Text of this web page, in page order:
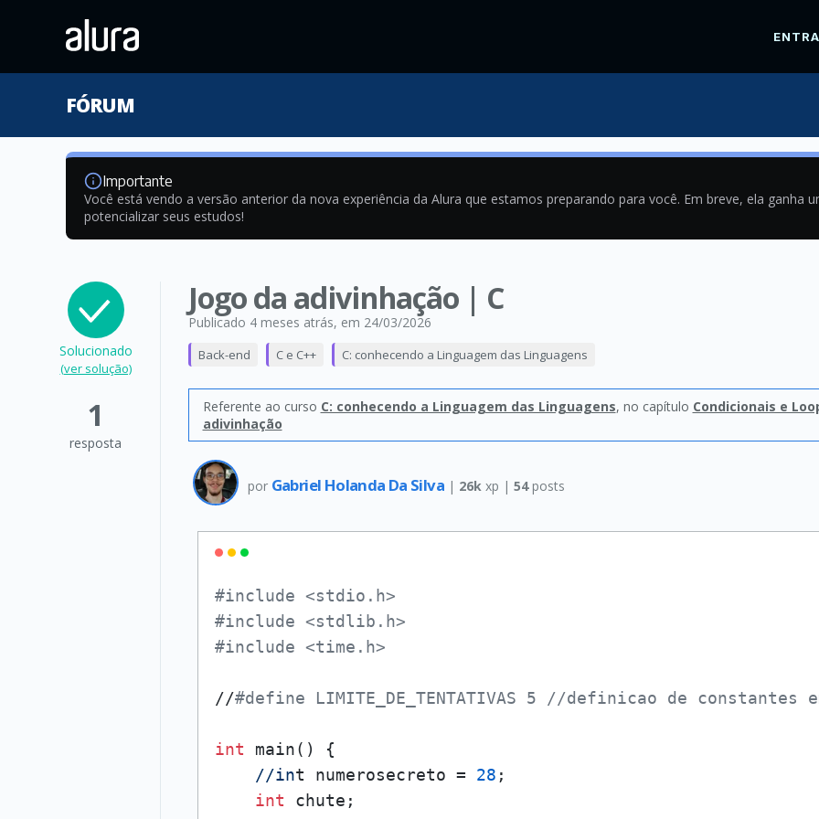
FÓRUM
Importante
Você está vendo a versão anterior da nova experiência da Alura que estamos preparando para você. Em breve, ela ganha
potencializar seus estudos!
Solucionado
(ver solução)
1
resposta
Jogo da adivinhação | C
Publicado 4 meses atrás, em 24/03/2026
Back-end C e C++ C: conhecendo a Linguagem das Linguagens
Referente ao curso C: conhecendo a Linguagem das Linguagens, no capítulo Condicionais e
adivinhação
por Gabriel Holanda Da Silva | 26k xp | 54posts
#include <stdio.h>
#include <stdlib.h>
#include <time.h>
//#define LIMITE_DE_TENTATIVAS 5 //definicao de constantes
int main() {
//int numerosecreto = 28 ;
int chute;